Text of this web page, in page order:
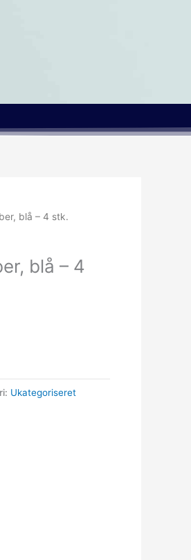
blå – 4 stk.
blå – 4
Ukategoriseret